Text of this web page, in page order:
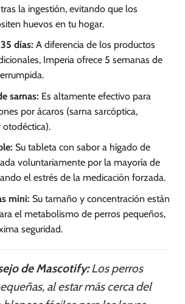
la ingestión, evitando que los
huevos en tu hogar.
días: A diferencia de los productos
Imperia ofrece 5 semanas de
sarnas: Es altamente efectivo para
por ácaros (sarna sarcóptica,
Su tableta con sabor a hígado de
voluntariamente por la mayoría de
el estrés de la medicación forzada.
mini: Su tamaño y concentración están
el metabolismo de perros pequeños,
seguridad.
de Mascotify:Los perros
al estar más cerca del